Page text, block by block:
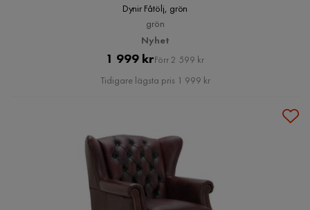
Dynir Fåtölj, grön
grön
Nyhet
Pris
1 999 krOriginal
Pris
Förr 2 599 kr
Tidigare lägsta pris 1 999 kr